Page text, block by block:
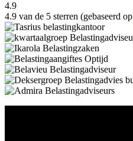
4.9
4.9 van de 5 sterren (gebaseerd op